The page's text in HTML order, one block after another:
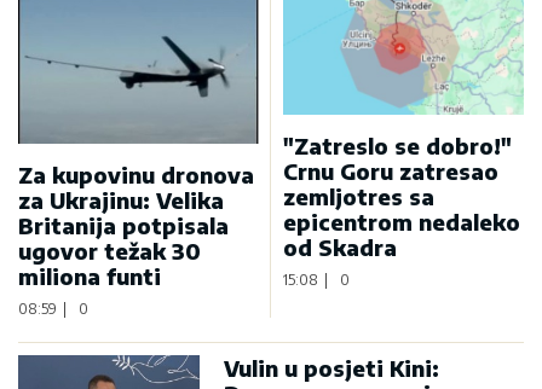
Za kupovinu dronova
za Ukrajinu: Velika
Britanija potpisala
ugovor težak 30
miliona funti
08:59 0
"Zatreslo se dobro!"
Crnu Goru zatresao
zemljotres sa
epicentrom nedaleko
od Skadra
15:08 | 0
Vulin u posjeti Kini: